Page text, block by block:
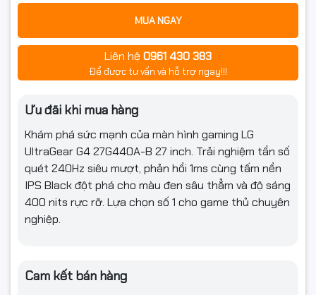
MUA NGAY
Liên hệ 0961 430 383
Để được tư vấn và hỗ trợ ngay!!!
Ưu đãi khi mua hàng
Khám phá sức mạnh của màn hình gaming LG
UltraGear G4 27G440A-B 27 inch. Trải nghiệm tần số
quét 240Hz siêu mượt, phản hồi 1ms cùng tấm nền
IPS Black đột phá cho màu đen sâu thẳm và độ sáng
400 nits rực rỡ. Lựa chọn số 1 cho game thủ chuyên
nghiệp.
Cam kết bán hàng